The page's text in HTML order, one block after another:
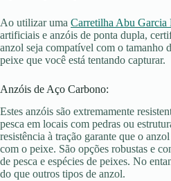
Ao utilizar uma Carretilha Abu Garcia
artificiais e anzóis de ponta dupla,
anzol seja compatível com o tamanho
peixe que você está tentando capturar.
Anzóis de Aço Carbono:
Estes anzóis são extremamente
pesca em locais com pedras ou
resistência à tração garante que o
com o peixe. São opções robustas e
de pesca e espécies de peixes. No
do que outros tipos de anzol.